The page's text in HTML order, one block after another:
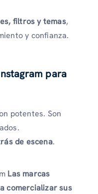
filtros y temas,
y confianza.
para
potentes. Son
de escena.
Las marcas
comercializar sus